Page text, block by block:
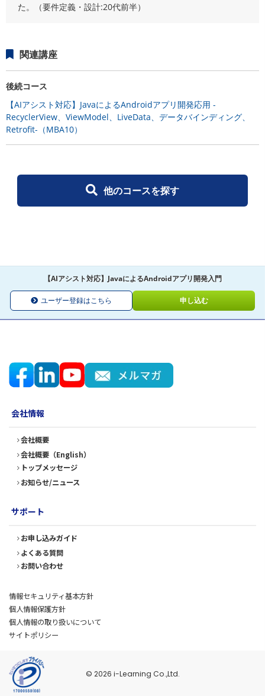
た。（要件定義・設計:20代前半）
関連講座
後続コース
【AIアシスト対応】JavaによるAndroidアプリ開発応用 -
RecyclerView、ViewModel、LiveData、データバインディング、
Retrofit-（MBA10）
他のコースを探す
【AIアシスト対応】JavaによるAndroidアプリ開発入門
ユーザー登録はこちら 申し込む
会社情報
会社概要
会社概要（English）
トップメッセージ
お知らせ/ニュース
サポート
お申し込みガイド
よくある質問
お問い合わせ
情報セキュリティ基本方針
個人情報保護方針
個人情報の取り扱いについて
サイトポリシー
© 2026 i-Learning Co.,Ltd.